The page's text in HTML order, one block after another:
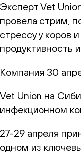
Эксперт Vet
провела стрим,
стрессу у коров
продуктивность
Компания 30
Vet Union на
инфекционном
27-29 апреля
одном из